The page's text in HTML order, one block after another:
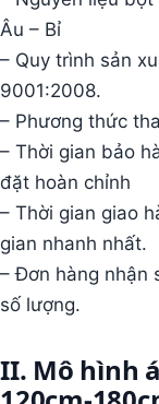
Âu – Bỉ
– Quy trình sản
9001:2008.
– Phương thức
– Thời gian bảo
đặt hoàn chỉnh
– Thời gian giao
gian nhanh nhất.
– Đơn hàng nhận
số lượng.
II. Mô hình